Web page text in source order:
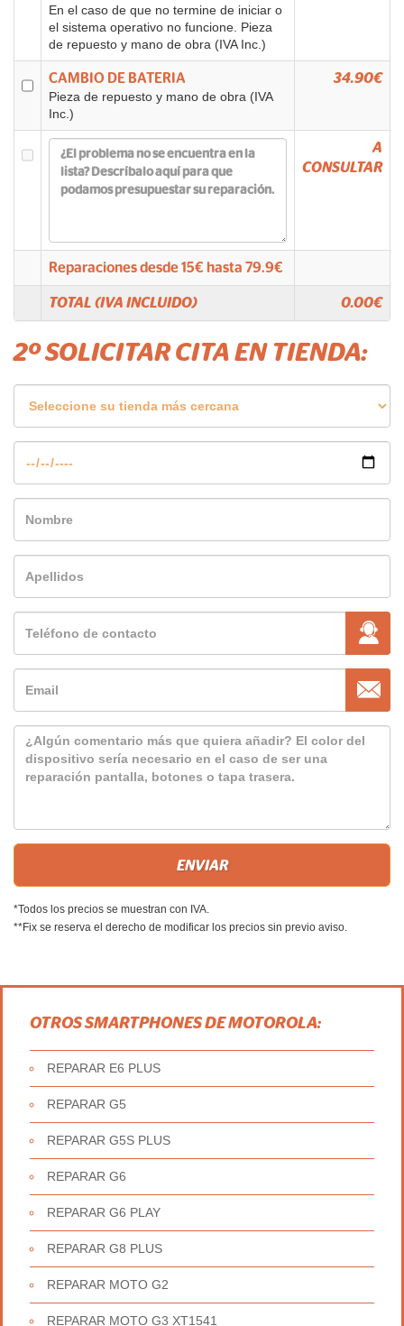
En el caso de que no termine de iniciar o
el sistema operativo no funcione. Pieza
de repuesto y mano de obra (IVA Inc.)
CAMBIO DE BATERIA
Pieza de repuesto y mano de obra (IVA
Inc.)
34.90€
A
CONSULTAR
Reparaciones desde15€ hasta 79.9€
TOTAL (IVA INCLUIDO) 0.00€
2º SOLICITAR CITA EN TIENDA:
*Todos los precios se muestran con IVA.
**Fix se reserva el derecho de modificar los precios sin previo aviso.
OTROS SMARTPHONES DE MOTOROLA:
REPARAR E6 PLUS
REPARAR G5
REPARAR G5S PLUS
REPARAR G6
REPARAR G6 PLAY
REPARAR G8 PLUS
REPARAR MOTO G2
REPARAR MOTO G3 XT1541